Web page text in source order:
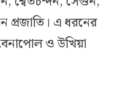
এ ধরনের
ও উখিয়া